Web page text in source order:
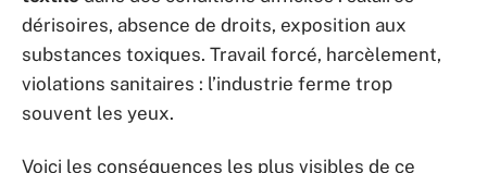
dérisoires, absence de droits, exposition aux
substances toxiques. Travail forcé, harcèlement,
violations sanitaires : l’industrie ferme trop
souvent les yeux.
Voici les conséquences les plus visibles de ce